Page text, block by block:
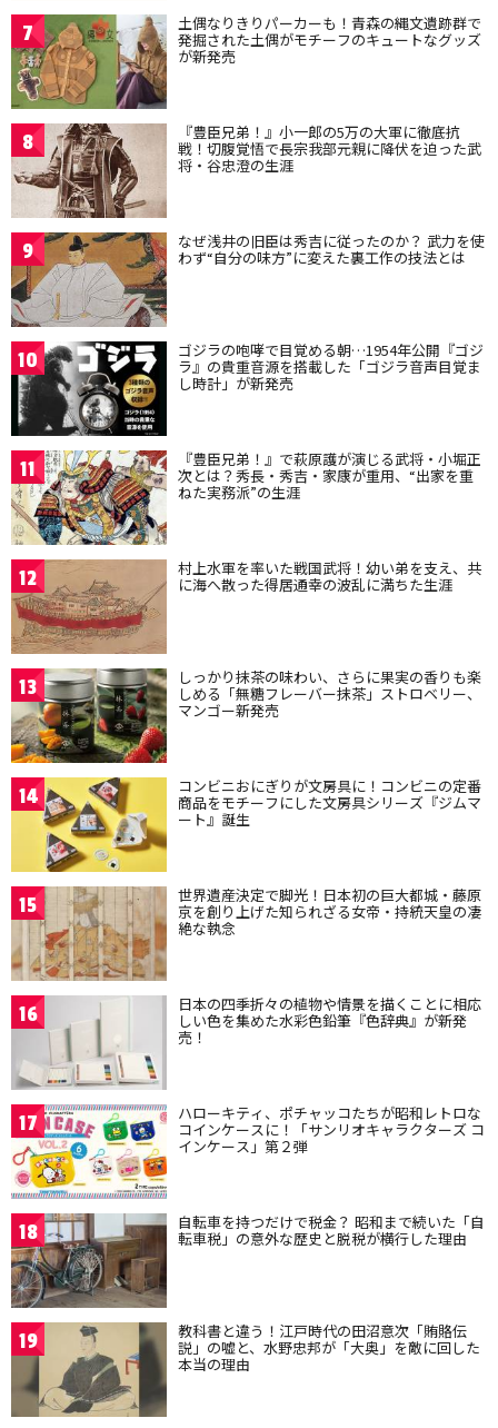
7 土偶なりきりパーカーも！青森の縄文遺跡群で
発掘された土偶がモチーフのキュートなグッズ
が新発売
8 『豊臣兄弟！』小一郎の5万の大軍に徹底抗
戦！切腹覚悟で長宗我部元親に降伏を迫った武
将・谷忠澄の生涯
9 なぜ浅井の旧臣は秀吉に従ったのか？ 武力を使
わず“自分の味方”に変えた裏工作の技法とは
10 ゴジラの咆哮で目覚める朝…1954年公開『ゴジ
ラ』の貴重音源を搭載した「ゴジラ音声目覚ま
し時計」が新発売
11 『豊臣兄弟！』で萩原護が演じる武将・小堀正
次とは？秀長・秀吉・家康が重用、“出家を重
ねた実務派”の生涯
12 村上水軍を率いた戦国武将！幼い弟を支え、共
に海へ散った得居通幸の波乱に満ちた生涯
13 しっかり抹茶の味わい、さらに果実の香りも楽
しめる「無糖フレーバー抹茶」ストロベリー、
マンゴー新発売
14 コンビニおにぎりが文房具に！コンビニの定番
商品をモチーフにした文房具シリーズ『ジムマ
ート』誕生
15 世界遺産決定で脚光！日本初の巨大都城・藤原
京を創り上げた知られざる女帝・持統天皇の凄
絶な執念
16 日本の四季折々の植物や情景を描くことに相応
しい色を集めた水彩色鉛筆『色辞典』が新発
売！
17 ハローキティ、ポチャッコたちが昭和レトロな
コインケースに！「サンリオキャラクターズ コ
インケース」第２弾
18 自転車を持つだけで税金？ 昭和まで続いた「自
転車税」の意外な歴史と脱税が横行した理由
19 教科書と違う！江戸時代の田沼意次「賄賂伝
説」の嘘と、水野忠邦が「大奥」を敵に回した
本当の理由